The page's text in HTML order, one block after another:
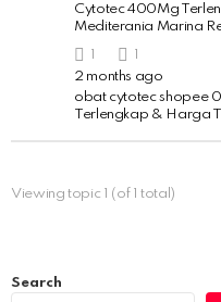
Cytotec 400Mg
Mediterania Marina
1
1
2 months ago
obat cytotec shopee
Terlengkap & Harga
Viewing topic 1 (of 1 total)
Search